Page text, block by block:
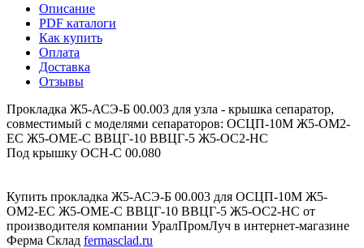
Описание
PDF каталоги
Как купить
Оплата
Доставка
Отзывы
Прокладка Ж5-АСЭ-Б 00.003 для узла - крышка сепаратор,
совместимый с моделями сепараторов: ОСЦП-10М Ж5-ОМ2-
ЕС Ж5-ОМЕ-С ВВЦГ-10 ВВЦГ-5 Ж5-ОС2-НС
Под крышку ОСН-С 00.080
Купить прокладка Ж5-АСЭ-Б 00.003 для ОСЦП-10М Ж5-
ОМ2-ЕС Ж5-ОМЕ-С ВВЦГ-10 ВВЦГ-5 Ж5-ОС2-НС от
производителя компании УралПромЛуч в интернет-магазине
Ферма Склад fermasclad.ru